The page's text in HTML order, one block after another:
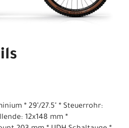
* 29"/27.5" * Steuerrohr:
12x148 mm *